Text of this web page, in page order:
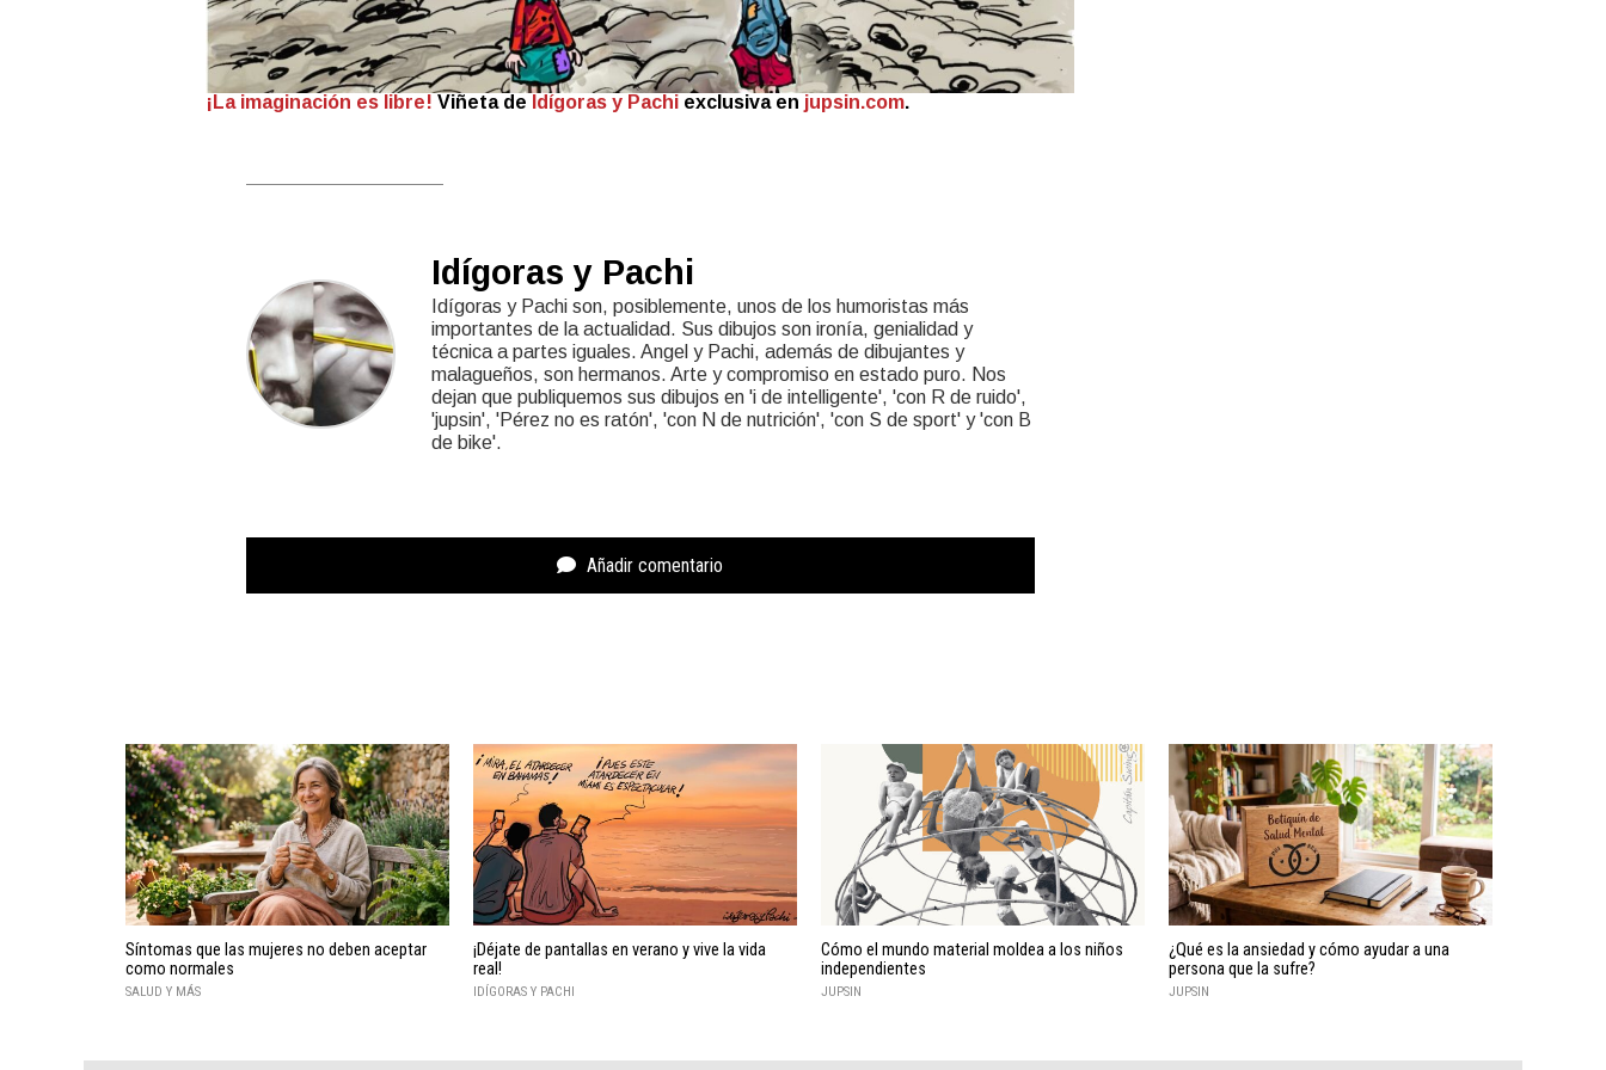
¡La imaginación es libre! Viñeta de Idígoras y Pachi exclusiva en jupsin.com.
Idígoras y Pachi
Idígoras y Pachi son, posiblemente, unos de los humoristas más
importantes de la actualidad. Sus dibujos son ironía, genialidad y
técnica a partes iguales. Angel y Pachi, además de dibujantes y
malagueños, son hermanos. Arte y compromiso en estado puro. Nos
dejan que publiquemos sus dibujos en 'i de intelligente', 'con R de ruido',
'jupsin', 'Pérez no es ratón', 'con N de nutrición', 'con S de sport' y 'con B
de bike'.
Añadir comentario
Síntomas que las mujeres no deben aceptar
como normales
SALUD Y MÁS
¡Déjate de pantallas en verano y vive la vida
real!
IDÍGORAS Y PACHI
Cómo el mundo material moldea a los niños
independientes
JUPSIN
¿Qué es la ansiedad y cómo ayudar a una
persona que la sufre?
JUPSIN